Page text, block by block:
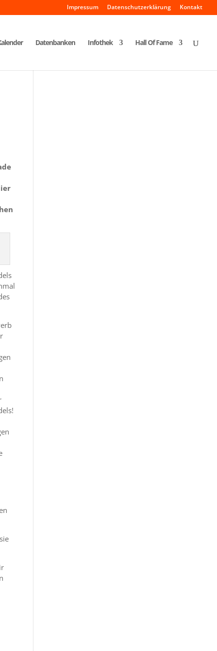
Impressum Datenschutzerklärung Kontakt
Datenbanken Infothek Hall Of Fame